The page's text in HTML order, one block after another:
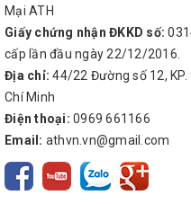
Mại ATH
Giấy chứng nhận ĐKKD số:
cấp lần đầu ngày 22/12/2016.
Địa chỉ: 44/22 Đường số 12, KP.
Chí Minh
Điện thoại: 0969 661166
Email: athvn.vn@gmail.com